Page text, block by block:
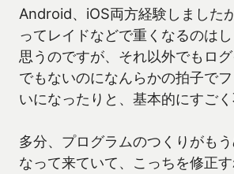
Android、iOS両方経験しました
ってレイドなどで重くなるのは
思うのですが、それ以外でもロ
でもないのになんらかの拍子で
いになったりと、基本的にすごく
多分、プログラムのつくりがも
なって来ていて、こっちを修正